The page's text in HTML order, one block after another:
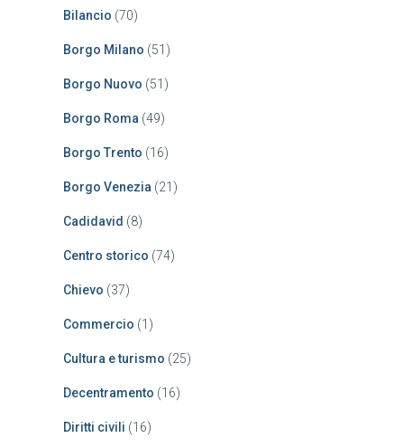
Bilancio (70)
Borgo Milano (51)
Borgo Nuovo (51)
Borgo Roma (49)
Borgo Trento (16)
Borgo Venezia (21)
Cadidavid (8)
Centro storico (74)
Chievo (37)
Commercio (1)
Cultura e turismo (25)
Decentramento (16)
Diritti civili (16)